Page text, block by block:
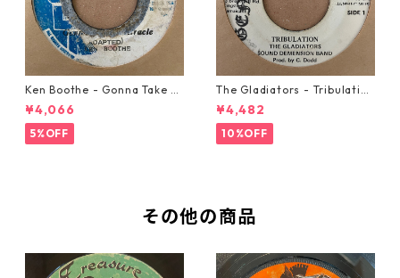
Ken Boothe - Gonna Take A
Miracle【7-21362】
¥4,066
5%OFF
The Gladiators - Tribulation
【7-21365】
¥4,482
10%OFF
その他の商品